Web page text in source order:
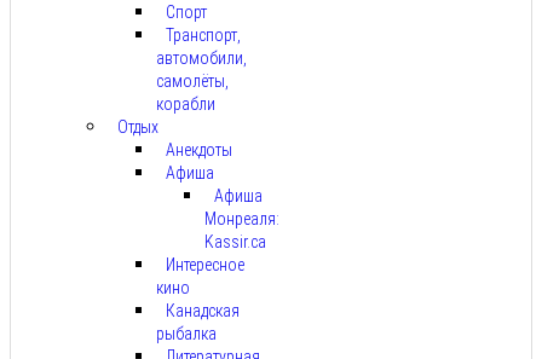
Спорт
Транспорт,
автомобили,
самолёты,
корабли
Отдых
Анекдоты
Афиша
Афиша
Монреаля:
Kassir.ca
Интересное
кино
Канадская
рыбалка